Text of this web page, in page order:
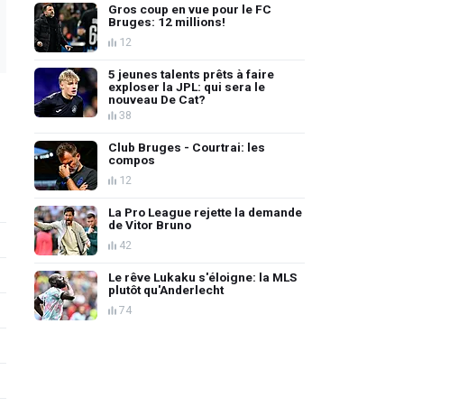
Gros coup en vue pour le FC
Bruges: 12 millions!
12
5 jeunes talents prêts à faire
exploser la JPL: qui sera le
nouveau De Cat?
38
Club Bruges - Courtrai: les
compos
12
La Pro League rejette la demande
de Vitor Bruno
42
Le rêve Lukaku s'éloigne: la MLS
plutôt qu'Anderlecht
74